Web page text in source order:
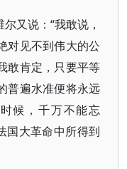
又说：“我敢说，
对见不到伟大的公
敢肯定，只要平等
普遍水准便将永远
候，千万不能忘
国大革命中所得到